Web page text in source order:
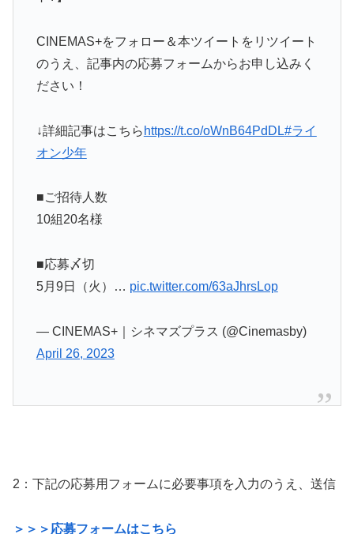
CINEMAS+をフォロー＆本ツイートをリツイート
のうえ、記事内の応募フォームからお申し込みく
ださい！
↓詳細記事はこちら https://t.co/oWnB64PdDL#ライ
オン少年
■ご招待人数
10組20名様
■応募〆切
5月9日（火）… pic.twitter.com/63aJhrsLop
— CINEMAS+｜シネマズプラス (@Cinemasby)
April 26, 2023
2：下記の応募用フォームに必要事項を入力のうえ、送信
＞＞＞応募フォームはこちら